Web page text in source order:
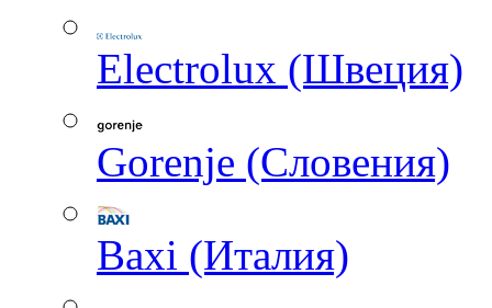
Electrolux (Швеция)
Gorenje (Словения)
Baxi (Италия)